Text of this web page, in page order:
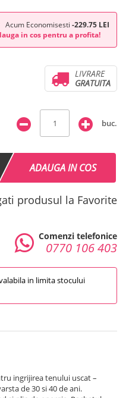
Acum Economisesti -229.75 LEI
in cos pentru a profita!
LIVRARE
GRATUITA
buc.
ADAUGA IN COS
produsul la Favorite
Comenzi telefonice
0770 106 403
in limita stocului
ingrijirea tenului uscat –
de 30 si 40 de ani.